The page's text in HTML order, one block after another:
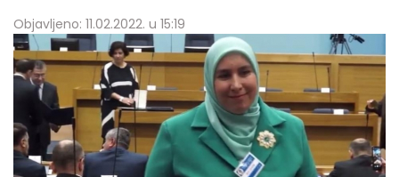
Objavljeno: 11.02.2022. u 15:19